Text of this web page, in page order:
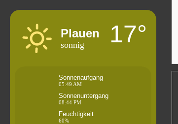
Plauen
sonnig 17°
Sonnenaufgang
05:49 AM
Sonnenuntergang
08:44 PM
Feuchtigkeit
60%